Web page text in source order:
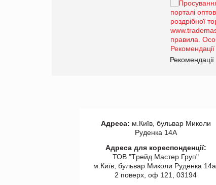
Рекомендації
Адреса: м.Київ, бульвар Миколи
Руденка 14А
Адреса для кореспонденції:
ТОВ "Tрейд Мастер Груп"
м.Київ, бульвар Миколи Руденка 14а,
2 поверх, оф 121, 03194